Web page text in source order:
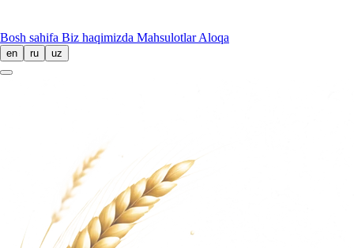
Bosh sahifa Biz haqimizda MahsulotlarAloqa
en ru uz